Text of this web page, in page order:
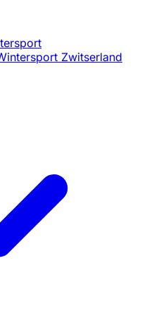
Zwitserland